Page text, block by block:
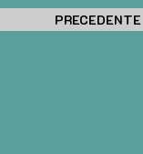
PRECEDENTE